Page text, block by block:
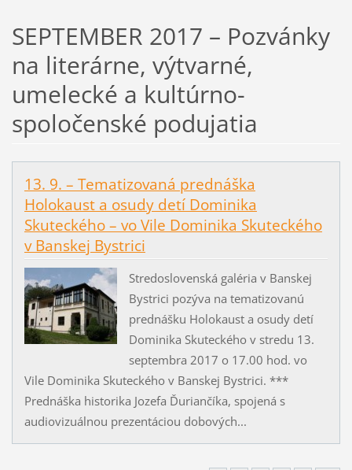
SEPTEMBER 2017 – Pozvánky
na literárne, výtvarné,
umelecké a kultúrno-
spoločenské podujatia
13. 9. – Tematizovaná prednáška
Holokaust a osudy detí Dominika
Skuteckého – vo Vile Dominika Skuteckého
v Banskej Bystrici
Stredoslovenská galéria v Banskej
Bystrici pozýva na tematizovanú
prednášku Holokaust a osudy detí
Dominika Skuteckého v stredu 13.
septembra 2017 o 17.00 hod. vo
Vile Dominika Skuteckého v Banskej Bystrici. ***
Prednáška historika Jozefa Ďuriančíka, spojená s
audiovizuálnou prezentáciou dobových...